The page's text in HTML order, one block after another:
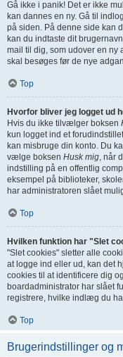
Gå ikke i panik! Det er ikke
kan dannes en ny. Gå til
på siden. På denne side kan
kan du indtaste dit
mail til dig, som udover en ny
skal besøges før de nye
Top
Hvorfor bliver jeg logget ud
Hvis du ikke tilvælger boksen
kun logget ind et
kan misbruge din konto. Du
vælge boksen Husk mig , når
indstilling på en offentlig
eksempel på biblioteker,
har administratoren slået
Top
Hvilken funktion har "Slet
"Slet cookies" sletter alle
at logge ind eller ud, kan det
cookies til at identificere dig
boardadministrator har slået
registrere, hvilke indlæg du
Top
Brugerindstillinger og